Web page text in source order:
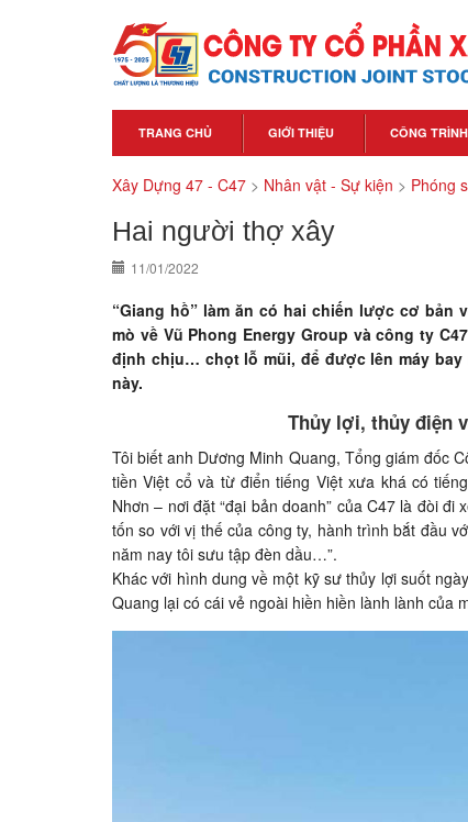
TRANG CHỦ GIỚI THIỆU CÔNG
Xây Dựng 47 - C47 > Nhân vật - Sự kiện > Phóng
Hai người thợ xây
11/01/2022
“Giang hồ” làm ăn có hai chiến lược cơ
mò về Vũ Phong Energy Group và công ty
định chịu… chọt lỗ mũi, để được lên máy
này.
Thủy lợi, thủy điện
Tôi biết anh Dương Minh Quang, Tổng giám đốc
tiền Việt cổ và từ điển tiếng Việt xưa khá có
Nhơn – nơi đặt “đại bản doanh” của C47 là đòi
tốn so với vị thế của công ty, hành trình bắt đầu
năm nay tôi sưu tập đèn dầu…”.
Khác với hình dung về một kỹ sư thủy lợi suốt
Quang lại có cái vẻ ngoài hiền hiền lành lành của